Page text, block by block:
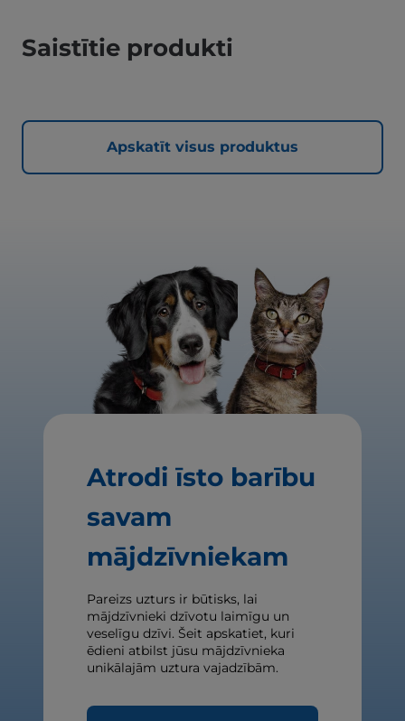
Saistītie produkti
Apskatīt visus produktus
Atrodi īsto barību
savam
mājdzīvniekam
Pareizs uzturs ir būtisks, lai
mājdzīvnieki dzīvotu laimīgu un
veselīgu dzīvi. Šeit apskatiet, kuri
ēdieni atbilst jūsu mājdzīvnieka
unikālajām uztura vajadzībām.